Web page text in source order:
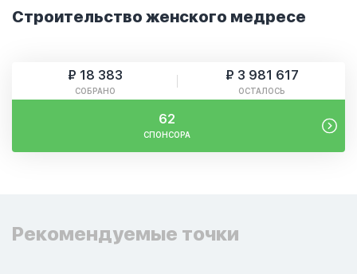
Строительство женского медресе
₽ 18 383
СОБРАНО
₽ 3 981 617
ОСТАЛОСЬ
62
СПОНСОРА
Рекомендуемые точки